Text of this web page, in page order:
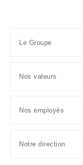
Le Groupe
Nos valeurs
Nos employés
Notre direction